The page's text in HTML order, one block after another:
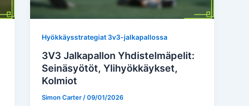
Hyökkäysstrategiat 3v3-jalkapallossa
3V3 Jalkapallon Yhdistelmäpelit:
Seinäsyötöt, Ylihyökkäykset,
Kolmiot
Simon Carter /09/01/2026